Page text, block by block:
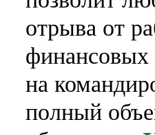
отрыва от
финансовых
на
полный